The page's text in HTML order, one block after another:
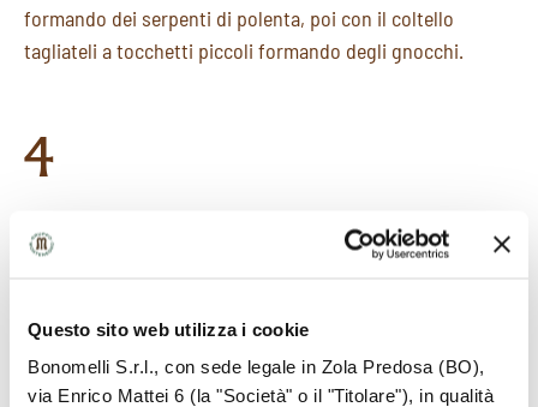
Questo sito web utilizza i cookie
Bonomelli S.r.l., con sede legale in Zola Predosa (BO),
via Enrico Mattei 6 (la "Società" o il "Titolare"), in qualità
formando dei serpenti di polenta, poi con il coltello
tagliateli a tocchetti piccoli formando degli gnocchi.
4
Versate nel piatto la crema di zucca, aggiungere gli
una spolverata di pepe e il timo.